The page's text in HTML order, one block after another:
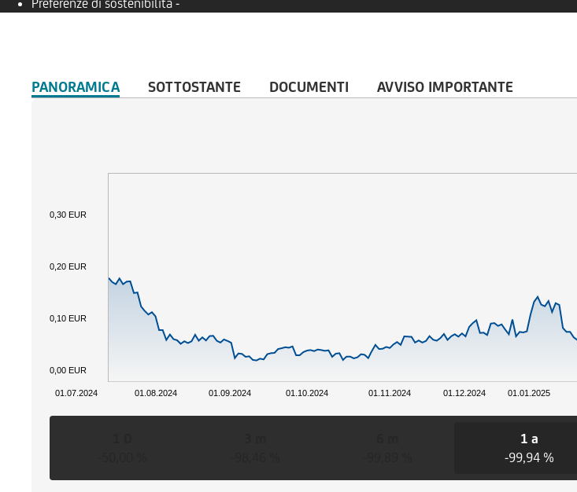
Preferenze di sostenibilità -
PANORAMICA SOTTOSTANTE DOCUMENTI AVVISO IMPORTANTE
01.08.2024 01.09.2024 01.10.2024 01.11.2024 01.12.2024 01.01.2025
01.07.2024
0,00 EUR
0,10 EUR
0,20 EUR
0,30 EUR
1 a
-99,94 %